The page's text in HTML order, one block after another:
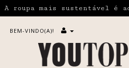
A roupa mais sustentável é
BEM-VINDO(A)!